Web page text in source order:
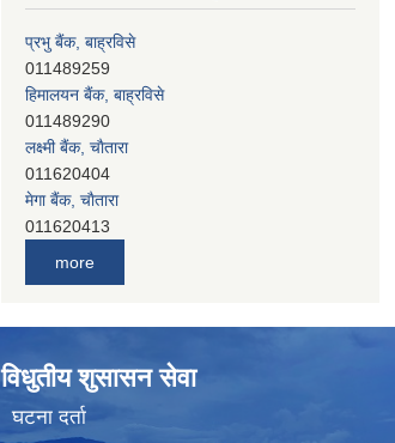
प्रभु बैंक, बाह्रविसे
011489259
हिमालयन बैंक, बाह्रविसे
011489290
लक्ष्मी बैंक, चाैतारा
011620404
मेगा बैंक, चाैतारा
011620413
जनता बैंक, चाैतारा
देव विकास बैंक, जलविरे
सिभिल बैंक, मेलम्ची
011401055
नेपाल क्रेडिट एण्ड कमर्स बैंक, चाैतारा
more
विधुतीय शुसासन सेवा
घटना दर्ता